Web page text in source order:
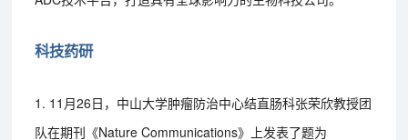
科技药研
1. 11月26日，中山大学肿瘤防治中心结直肠科张荣欣教授团
队在期刊《Nature Communications》上发表了题为